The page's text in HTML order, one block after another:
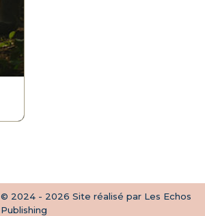
© 2024 - 2026 Site réalisé par Les Echos
Publishing